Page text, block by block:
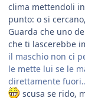
clima mettendoli
punto: o si
Guarda che uno
che ti lascerebbe
il maschio non ci
le mette lui se le
direttamente
scusa se rido,